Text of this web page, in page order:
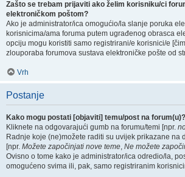
Zašto se trebam prijaviti ako želim korisniku/ci
elektroničkom poštom?
Ako je administrator/ica omogućio/la slanje poruka
korisnicima/ama foruma putem ugrađenog obrasca
opciju mogu koristiti samo registrirani/e korisnici/e
zlouporaba forumova sustava elektroničke pošte od
Vrh
Postanje
Kako mogu postati [objaviti] temu/post na forum(u)?
Kliknete na odgovarajući gumb na forumu/temi [npr.
Radnje koje (ne)možete raditi su uvijek prikazane na
[npr. Možete započinjati nove teme, Ne možete
Ovisno o tome kako je administrator/ica odredio/la,
omogućeno svima ili, pak, samo registriranim